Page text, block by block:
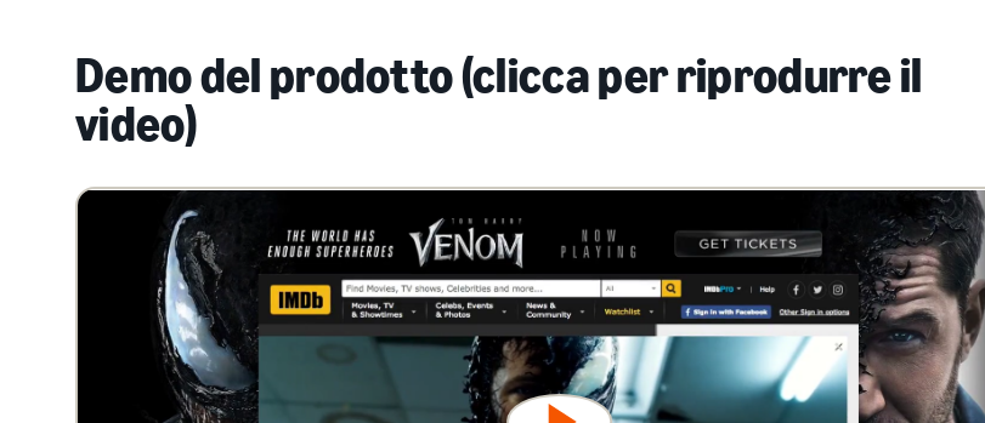
Demo del prodotto (clicca per riprodurre il
video)